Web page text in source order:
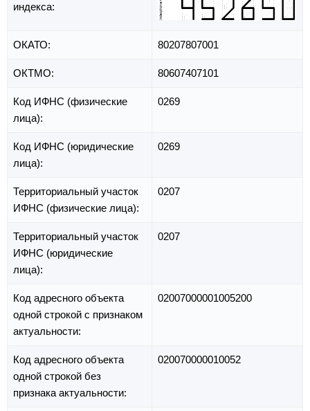
индекса:
ОКАТО: 80207807001
ОКТМО: 80607407101
Код ИФНС (физические
лица):
0269
Код ИФНС (юридические
лица):
0269
Территориальный участок
ИФНС (физические лица):
0207
Территориальный участок
ИФНС (юридические
лица):
0207
Код адресного объекта
одной строкой с признаком
актуальности:
02007000001005200
Код адресного объекта
одной строкой без
признака актуальности:
020070000010052